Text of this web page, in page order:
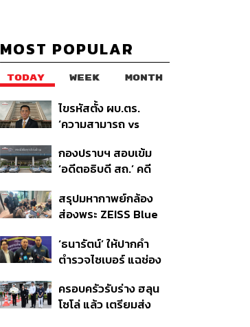
MOST POPULAR
TODAY WEEK MONTH
ไขรหัสตั้ง ผบ.ตร.
‘ความสามารถ vs
ปฏิรูปสีกากี กับ
พล.ต.อ. เอก อังสนา
กองปราบฯ สอบเข้ม
‘อดีตอธิบดี สถ.’ คดี
6 ข้อหาหนัก จ่อชง
ป.ป.ช. 12 ส.ค. นี้
สรุปมหากาพย์กล้อง
ส่องพระ ZEISS Blue
ผลิต 8.3 ล้าน สู่ข้อ
พิพาท ‘มาเวลล์ฯ’ ฟ้อง
หนี้-แอบระบุแบรนด์
‘ธนารัตน์’ ให้ปากคำ
ตำรวจไซเบอร์ แฉช่อง
ยันไร้นัยทางการเมือง
ครอบครัวรับร่าง ฮลุน
โซโล่ แล้ว เตรียมส่ง